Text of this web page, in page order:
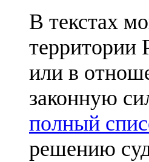
В текстах
территории
или в
законную
полный
решению